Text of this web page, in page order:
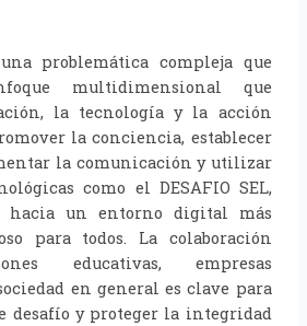
problemática compleja que
multidimensional que
la tecnología y la acción
la conciencia, establecer
la comunicación y utilizar
como el DESAFIO SEL,
hacia un entorno digital más
para todos. La colaboración
educativas, empresas
en general es clave para
desafío y proteger la integridad